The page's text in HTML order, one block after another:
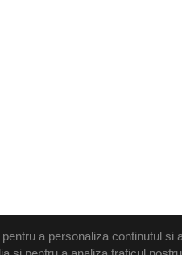
a personaliza continutul si